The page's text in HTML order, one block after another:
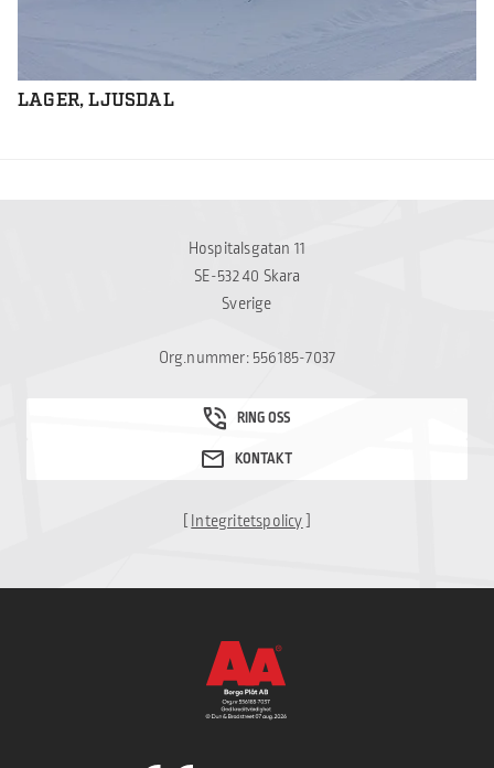
LAGER, LJUSDAL
Hospitalsgatan 11
SE-532 40 Skara
Sverige
Org.nummer: 556185-7037
[Integritetspolicy]